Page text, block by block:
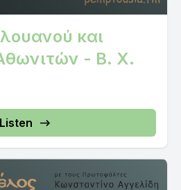
και
- Β. Χ.
Listen